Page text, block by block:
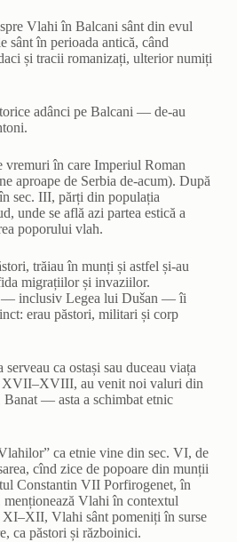
Vlahi în Balcani sânt din evul
sânt în perioada antică, când
și tracii romanizați, ulterior numiți
adânci pe Balcani — de‑au
vremuri în care Imperiul Roman
aproape de Serbia de-acum). După
sec. III, părți din populația
unde se află azi partea estică a
poporului vlah.
trăiau în munți și astfel și-au
migrațiilor și invaziilor.
— inclusiv Legea lui Dušan — îi
erau păstori, militari și corp
ca ostași sau duceau viața
XVII–XVIII, au venit noi valuri din
— asta a schimbat etnic
ca etnie vine din sec. VI, de
cînd zice de popoare din munții
Constantin VII Porfirogenet, în
Vlahi în contextul
XI–XII, Vlahi sânt pomeniți în surse
ca păstori și războinici.